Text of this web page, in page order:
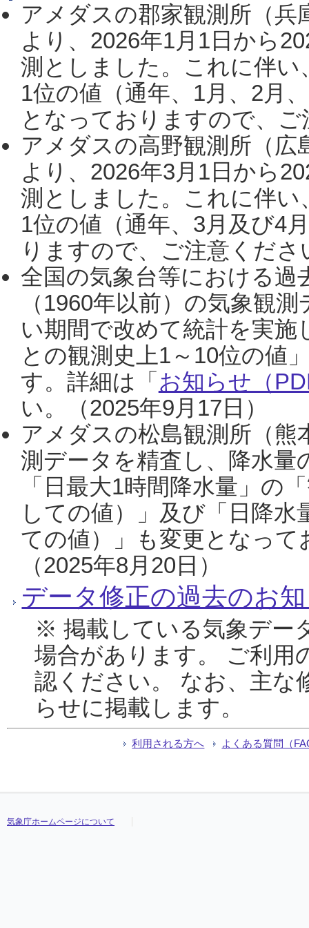
アメダスの郡家観測所（
より、2026年1月1日から
測としました。これに伴い
1位の値（通年、1月、2月
となっておりますので、
アメダスの高野観測所（
より、2026年3月1日から
測としました。これに伴い
1位の値（通年、3月及び4
りますので、ご注意くだ
全国の気象台等における過
（1960年以前）の気象観
い期間で改めて統計を実
との観測史上1～10位の値
す。詳細は「 お知らせ（
い。（2025年9月17日）
アメダスの松島観測所（熊
測データを精査し、降水
「日最大1時間降水量」の
しての値）」及び「日降
ての値）」も変更となっ
（2025年8月20日）
データ修正の過去のお
※ 掲載している気象デー
場合があります。 ご利用
認ください。 なお、主な
らせに掲載します。
利用される方へ よくある質問（
気象庁ホームページについて